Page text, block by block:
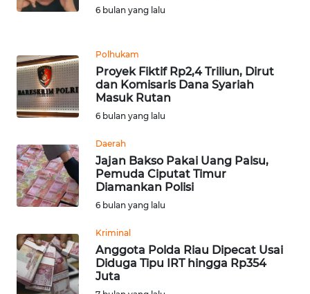
6 bulan yang lalu
Polhukam
Proyek Fiktif Rp2,4 Triliun, Dirut
dan Komisaris Dana Syariah
Masuk Rutan
6 bulan yang lalu
Daerah
Jajan Bakso Pakai Uang Palsu,
Pemuda Ciputat Timur
Diamankan Polisi
6 bulan yang lalu
Kriminal
Anggota Polda Riau Dipecat Usai
Diduga Tipu IRT hingga Rp354
Juta
WN
TANJUNG
LESUNG
WN
KARO
WN
WN
LABUHANBATU